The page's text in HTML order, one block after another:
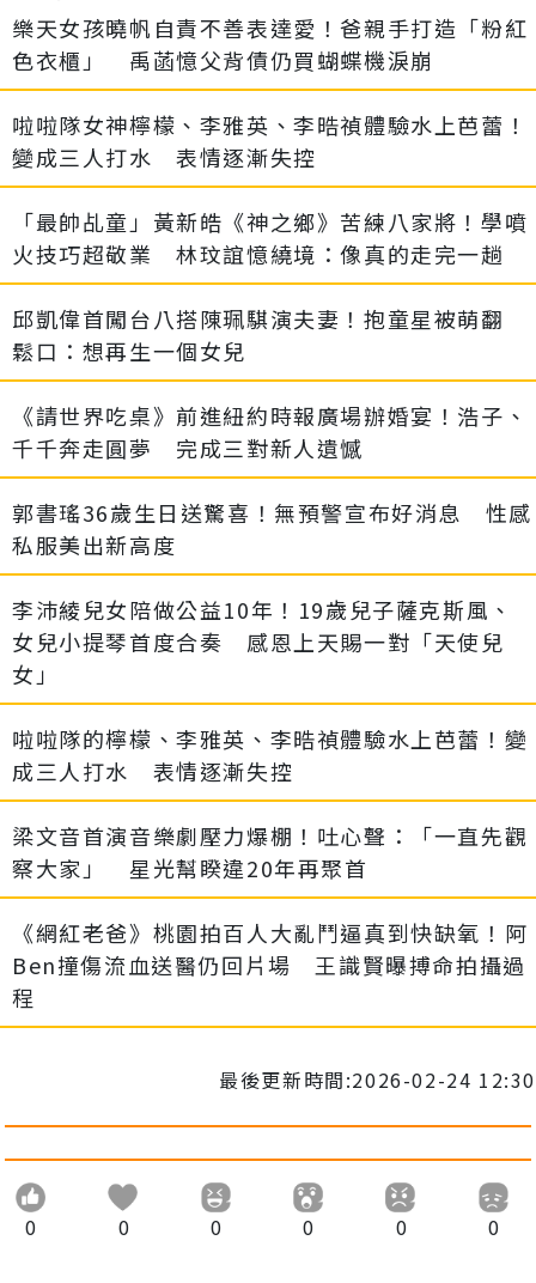
樂天女孩曉帆自責不善表達愛！爸親手打造「粉紅
色衣櫃」 禹菡憶父背債仍買蝴蝶機淚崩
啦啦隊女神檸檬、李雅英、李晧禎體驗水上芭蕾！
變成三人打水 表情逐漸失控
「最帥乩童」黃新皓《神之鄉》苦練八家將！學噴
火技巧超敬業 林玟誼憶繞境：像真的走完一趟
邱凱偉首闖台八搭陳珮騏演夫妻！抱童星被萌翻
鬆口：想再生一個女兒
《請世界吃桌》前進紐約時報廣場辦婚宴！浩子、
千千奔走圓夢 完成三對新人遺憾
郭書瑤36歲生日送驚喜！無預警宣布好消息 性感
私服美出新高度
李沛綾兒女陪做公益10年！19歲兒子薩克斯風、
女兒小提琴首度合奏 感恩上天賜一對「天使兒
女」
啦啦隊的檸檬、李雅英、李晧禎體驗水上芭蕾！變
成三人打水 表情逐漸失控
梁文音首演音樂劇壓力爆棚！吐心聲：「一直先觀
察大家」 星光幫睽違20年再聚首
《網紅老爸》桃園拍百人大亂鬥逼真到快缺氧！阿
Ben撞傷流血送醫仍回片場 王識賢曝搏命拍攝過
程
最後更新時間:2026-02-24 12:30
0 0 0 0 0 0